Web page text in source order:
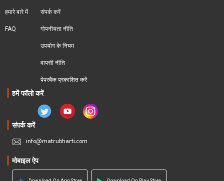
हमारे बारे में
FAQ
संपर्क करें
गोपनीयता नीति
उपयोग के नियम
वापसी नीति
पेपरबैक प्रकाशित करें
हमें फॉलो करें
संपर्क करें
info@matrubharti.com
मोबाइल ऐप